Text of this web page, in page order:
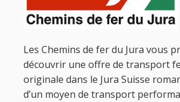
Les Chemins de fer du Jura vous
découvrir une offre de transport
originale dans le Jura Suisse
d’un moyen de transport